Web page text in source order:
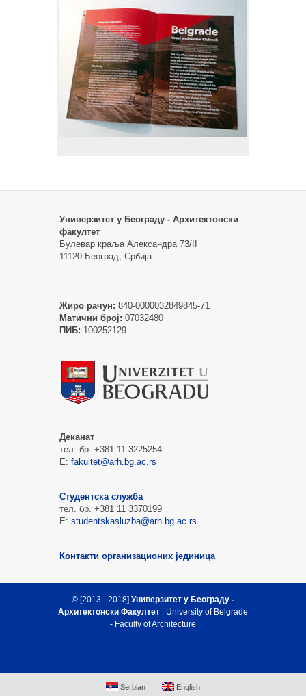
Универзитет у Београду - Архитектонски
факултет
Булевар краља Александра 73/II
11120 Београд, Србија
Жиро рачун: 840-0000032849845-71
Матични број: 07032480
ПИБ: 100252129
Деканат
тел. бр. +381 11 3225254
Е: fakultet@arh.bg.ac.rs
Студентска служба
тел. бр. +381 11 3370199
Е: studentskasluzba@arh.bg.ac.rs
Контакти организационих јединица
© [2013 - 2018] Универзитет у Београду -
Архитектонски Факултет | University of Belgrade
- Faculty of Architecture
Serbian English